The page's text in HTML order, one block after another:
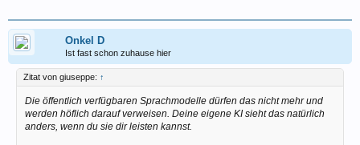
Onkel D
Ist fast schon zuhause hier
Zitat von giuseppe: ↑
Die öffentlich verfügbaren Sprachmodelle dürfen das nicht mehr und
werden höflich darauf verweisen. Deine eigene KI sieht das natürlich
anders, wenn du sie dir leisten kannst.